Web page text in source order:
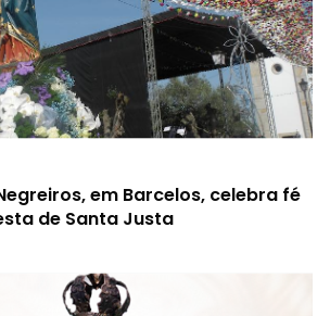
em Barcelos, celebra fé
de Santa Justa